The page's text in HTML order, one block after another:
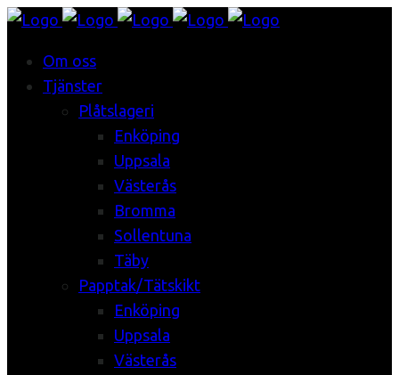
Om oss
Tjänster
Plåtslageri
Enköping
Uppsala
Västerås
Bromma
Sollentuna
Täby
Papptak/Tätskikt
Enköping
Uppsala
Västerås